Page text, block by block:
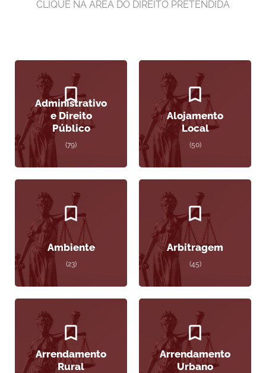
CLIQUE NA ÁREA DO DIREITO PRETENDIDA
Administrativo
e Direito
Público
(79)
Alojamento
Local
(50)
Ambiente
(23)
Arbitragem
(45)
Arrendamento
Rural
Arrendamento
Urbano